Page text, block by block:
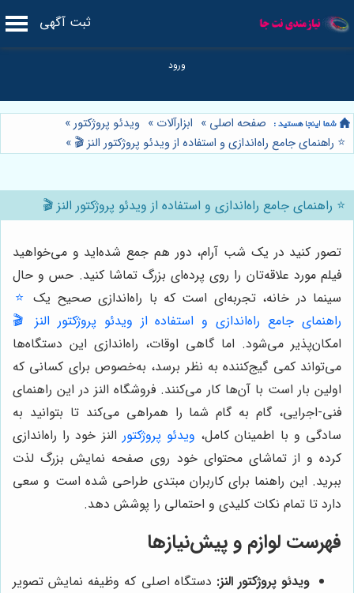
ثبت آگهی
صفحه اصلی » ابزارآلات » ویدئو پروژکتور»
⭐️ راهنمای جامع راه‌اندازی و استفاده از ویدئو پروژکتور النز 🎬 »
⭐️ راهنمای جامع راه‌اندازی و استفاده از ویدئو پروژکتور النز 🎬
تصور کنید در یک شب آرام، دور هم جمع شده‌اید و می‌خواهید
فیلم مورد علاقه‌تان را روی پرده‌ای بزرگ تماشا کنید. حس و حال
سینما در خانه، تجربه‌ای است که با راه‌اندازی صحیح یک ⭐️
راهنمای جامع راه‌اندازی و استفاده از ویدئو پروژکتور النز 🎬
امکان‌پذیر می‌شود. اما گاهی اوقات، راه‌اندازی این دستگاه‌ها
می‌تواند کمی گیج‌کننده به نظر برسد، به‌خصوص برای کسانی که
اولین بار است با آن‌ها کار می‌کنند. فروشگاه النز در این راهنمای
فنی-اجرایی، گام به گام شما را همراهی می‌کند تا بتوانید به
سادگی و با اطمینان کامل، ویدئو پروژکتور النز خود را راه‌اندازی
کرده و از تماشای محتوای خود روی صفحه نمایش بزرگ لذت
ببرید. این راهنما برای کاربران مبتدی طراحی شده است و سعی
دارد تا تمام نکات کلیدی و احتمالی را پوشش دهد.
فهرست لوازم و پیش‌نیازها
ویدئو پروژکتور النز: دستگاه اصلی که وظیفه نمایش تصویر